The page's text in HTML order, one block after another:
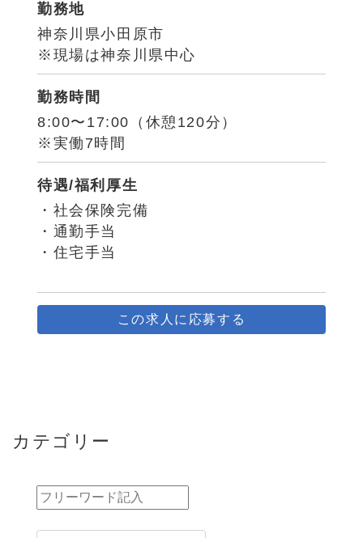
勤務地
神奈川県小田原市
※現場は神奈川県中心
勤務時間
8:00〜17:00（休憩120分）
※実働7時間
待遇/福利厚生
・社会保険完備
・通勤手当
・住宅手当
この求人に応募する
カテゴリー